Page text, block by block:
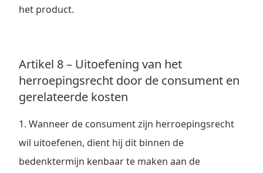
het product.
Artikel 8 – Uitoefening van het
herroepingsrecht door de consument en
gerelateerde kosten
1. Wanneer de consument zijn herroepingsrecht
wil uitoefenen, dient hij dit binnen de
bedenktermijn kenbaar te maken aan de